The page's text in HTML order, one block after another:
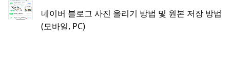
네이버 블로그 사진 올리기 방법 및 원본 저장 방법
(모바일, PC)